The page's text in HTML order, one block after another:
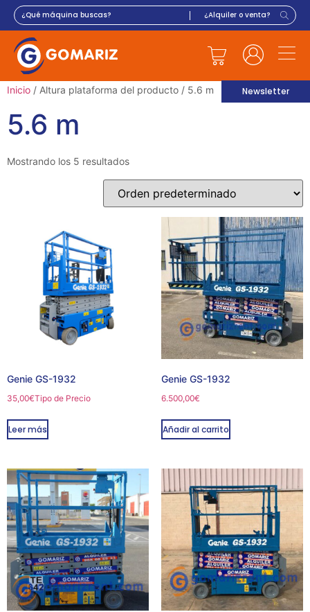
Newsletter
Inicio / Altura plataforma del producto / 5.6 m
5.6 m
Mostrando los 5 resultados
Genie GS-1932
35,00€Tipo de Precio
Leer más
Genie GS-1932
6.500,00€
Añadir al carrito